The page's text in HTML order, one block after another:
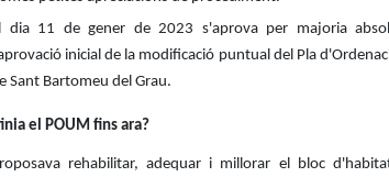
dia 11 de gener de 2023 s'aprova per majoria
inicial de la modificació puntual del Pla
Sant Bartomeu del Grau.
el POUM fins ara?
rehabilitar, adequar i millorar el bloc